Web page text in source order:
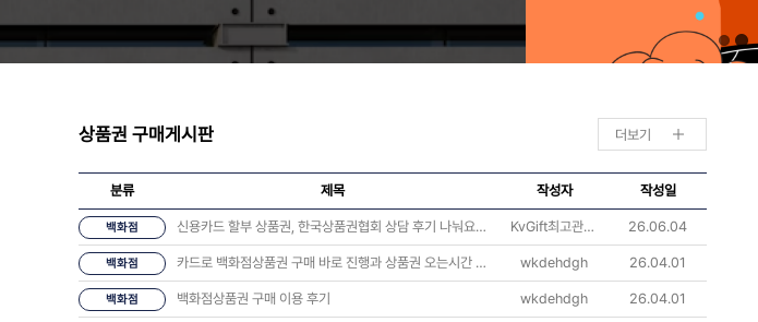
상품권 구매게시판 더보기
분류 제목 작성자 작성일
백화점 신용카드 할부 상품권, 한국상품권협회 상담 후기 나눠요 💬 KvGift최고관리자 26.06.04
백화점 카드로 백화점상품권 구매 바로 진행과 상품권 오는시간 너무 좋았습니다. wkdehdgh 26.04.01
백화점 백화점상품권 구매 이용 후기 wkdehdgh 26.04.01